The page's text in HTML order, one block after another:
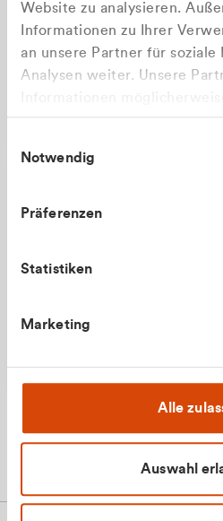
Website zu analysieren.
Informationen zu Ihrer
an unsere Partner für
Analysen weiter. Unsere
gesammelt haben.
Notwendig
Präferenzen
Statistiken
Marketing
Alle
Auswahl
Apilash